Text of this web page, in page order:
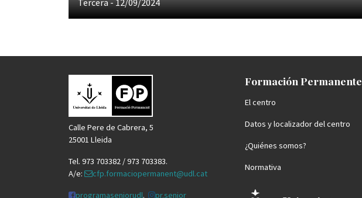
Tercera - 12/09/2024
Calle Pere de Cabrera, 5
25001 Lleida
Tel. 973 703382 / 973 703383.
A/e:
cfp.formaciopermanent@udl.cat
Formación Permanente
El centro
Datos y localizador del centro
¿Quiénes somos?
Normativa
programaseniorudl. pr.senior